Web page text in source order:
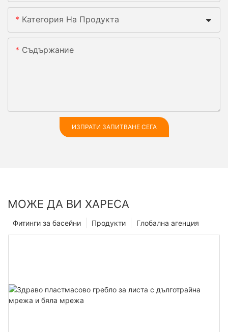
Категория На Продукта
Съдържание
ИЗПРАТИ ЗАПИТВАНЕ СЕГА
МОЖЕ ДА ВИ ХАРЕСА
Глобална агенция
Продукти
Фитинги за басейни